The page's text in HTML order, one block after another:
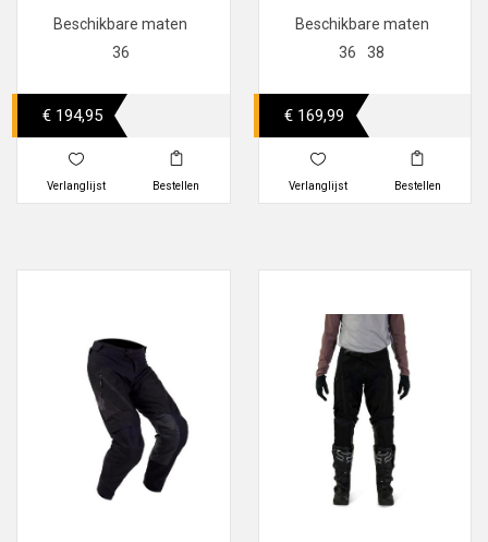
Beschikbare maten
36
€ 194,95
Verlanglijst Bestellen
Beschikbare maten
36
38
€ 169,99
Verlanglijst Bestellen